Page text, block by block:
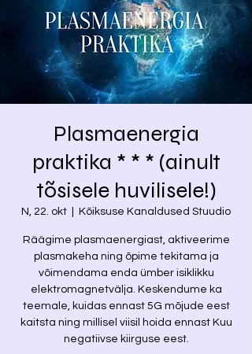
Plasmaenergia
praktika * * * (ainult
tõsisele huvilisele!)
N, 22. okt Kõiksuse Kanaldused Stuudio
Räägime plasmaenergiast, aktiveerime
plasmakeha ning õpime tekitama ja
võimendama enda ümber isiklikku
elektromagnetvälja. Keskendume ka
teemale, kuidas ennast 5G mõjude eest
kaitsta ning millisel viisil hoida ennast Kuu
negatiivse kiirguse eest.